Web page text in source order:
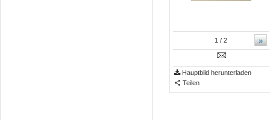
»
1 / 2
Hauptbild herunterladen
Teilen